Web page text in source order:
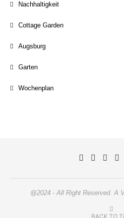
Nachhaltigkeit
Cottage Garden
Augsburg
Garten
Wochenplan
@2024 - All Right Reserved. A
BACK TO